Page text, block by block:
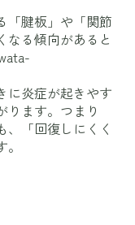
「腱板」や「関節
なる傾向があると
に炎症が起きやす
ります。つまり
、「回復しにくく